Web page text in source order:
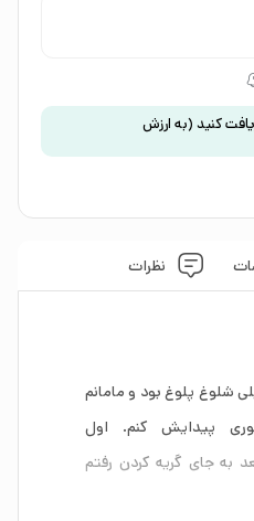
کنید (به ارزش
نظرات
شلوغ پلوغ بود و مامانم
پیدایش کنم. اول
به جای گریه کردن رفتم